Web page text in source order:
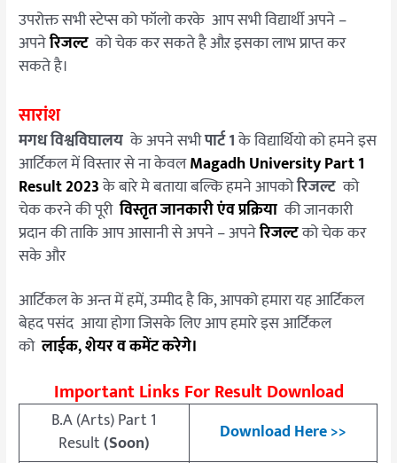
उपरोक्त सभी स्टेप्स को फॉलो करके आप सभी विद्यार्थी अपने –
अपनेरिजल्ट को चेक कर सकते है औऱ इसका लाभ प्राप्त कर
सकते है।
सारांश
मगध विश्वविघालय के अपने सभीपार्ट 1के विद्यार्थियो को हमने इस
आर्टिकल में विस्तार से ना केवलMagadh University Part 1
Result 2023के बारे मे बताया बल्कि हमने आपकोरिजल्ट को
चेक करने की पूरी विस्तृत जानकारी एंव प्रक्रिया की जानकारी
प्रदान की ताकि आप आसानी से अपने – अपनेरिजल्टको चेक कर
सके और
आर्टिकल के अन्त में हमें, उम्मीद है कि, आपको हमारा यह आर्टिकल
बेहद पसंद आया होगा जिसके लिए आप हमारे इस आर्टिकल
को लाईक, शेयर व कमेंट करेगे।
Important Links For Result Download
B.A (Arts) Part 1
Result(Soon)
Download Here >>